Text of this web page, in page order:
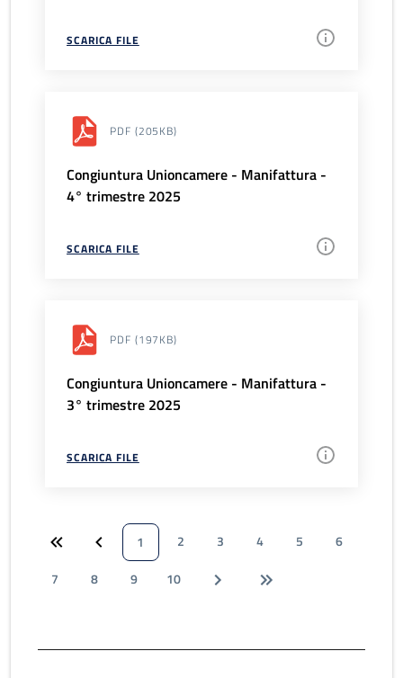
SCARICA FILE
PDF (205KB)
Congiuntura Unioncamere - Manifattura -
4° trimestre 2025
SCARICA FILE
PDF (197KB)
Congiuntura Unioncamere - Manifattura -
3° trimestre 2025
SCARICA FILE
1 2 3 4 5
6
7
8 9 10